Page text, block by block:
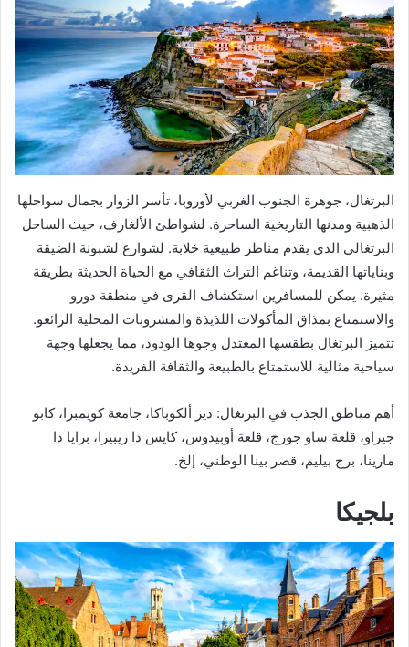
البرتغال، جوهرة الجنوب الغربي لأوروبا، تأسر الزوار بجمال سواحلها
الذهبية ومدنها التاريخية الساحرة. لشواطئ الألغارف، حيث الساحل
البرتغالي الذي يقدم مناظر طبيعية خلابة. لشوارع لشبونة الضيقة
وبناياتها القديمة، وتناغم التراث الثقافي مع الحياة الحديثة بطريقة
مثيرة. يمكن للمسافرين استكشاف القرى في منطقة دورو
والاستمتاع بمذاق المأكولات اللذيذة والمشروبات المحلية الرائعو.
تتميز البرتغال بطقسها المعتدل وجوها الودود، مما يجعلها وجهة
سياحية مثالية للاستمتاع بالطبيعة والثقافة الفريدة.
أهم مناطق الجذب في البرتغال: دير ألكوباكا، جامعة كويمبرا، كابو
جيراو، قلعة ساو جورج، قلعة أوبيدوس، كايس دا ريبيرا، برايا دا
مارينا، برج بيليم، قصر بينا الوطني، إلخ.
بلجيكا